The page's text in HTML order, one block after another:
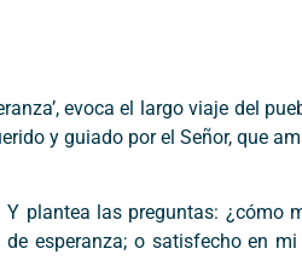
evoca el largo viaje del
y guiado por el Señor, que
plantea las preguntas: ¿cómo
esperanza; o satisfecho en